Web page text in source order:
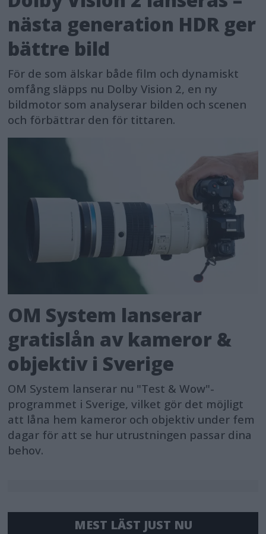
nästa generation HDR ger
bättre bild
För de som älskar både film och dynamiskt
omfång släpps nu Dolby Vision 2, en ny
bildmotor som analyserar bilden och scenen
och förbättrar den för tittaren.
OM System lanserar
gratislån av kameror &
objektiv i Sverige
OM System lanserar nu "Test & Wow"-
programmet i Sverige, vilket gör det möjligt
att låna hem kameror och objektiv under fem
dagar för att se hur utrustningen passar dina
behov.
MEST LÄST JUST NU